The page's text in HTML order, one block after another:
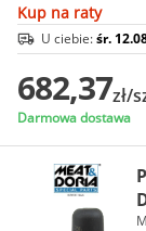
Kup na raty
U ciebie:śr.
682,37zł/
Darmowa dostawa